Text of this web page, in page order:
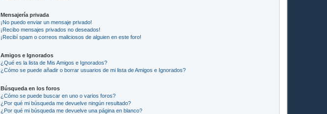
Mensajería privada
¡No puedo enviar un mensaje privado!
¡Recibo mensajes privados no deseados!
¡Recibí spam o correos maliciosos de alguien en este foro!
Amigos e Ignorados
¿Qué es la lista de Mis Amigos e Ignorados?
¿Cómo se puede añadir o borrar usuarios de mi lista de Amigos e Ignorados?
Búsqueda en los foros
¿Cómo se puede buscar en uno o varios foros?
¿Por qué mi búsqueda me devuelve ningún resultado?
¿Por qué mi búsqueda me devuelve una página en blanco?